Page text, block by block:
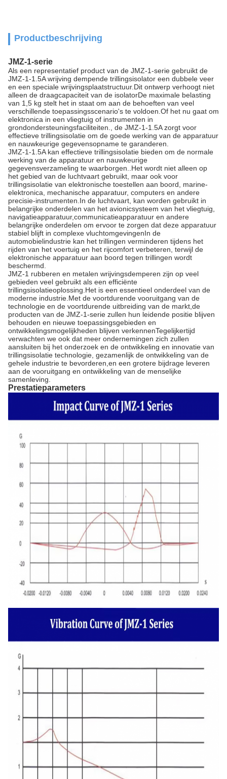
Productbeschrijving
JMZ-1-serie
Als een representatief product van de JMZ-1-serie gebruikt de
JMZ-1-1.5A wrijving dempende trillingsisolator een dubbele veer
en een speciale wrijvingsplaatstructuur.Dit ontwerp verhoogt niet
alleen de draagcapaciteit van de isolatorDe maximale belasting
van 1,5 kg stelt het in staat om aan de behoeften van veel
verschillende toepassingsscenario's te voldoen.Of het nu gaat om
elektronica in een vliegtuig of instrumenten in
grondondersteuningsfaciliteiten., de JMZ-1-1.5A zorgt voor
effectieve trillingsisolatie om de goede werking van de apparatuur
en nauwkeurige gegevensopname te garanderen.
JMZ-1-1.5A kan effectieve trillingsisolatie bieden om de normale
werking van de apparatuur en nauwkeurige
gegevensverzameling te waarborgen..Het wordt niet alleen op
het gebied van de luchtvaart gebruikt, maar ook voor
trillingsisolatie van elektronische toestellen aan boord, marine-
elektronica, mechanische apparatuur, computers en andere
precisie-instrumenten.In de luchtvaart, kan worden gebruikt in
belangrijke onderdelen van het avionicsysteem van het vliegtuig,
navigatieapparatuur,communicatieapparatuur en andere
belangrijke onderdelen om ervoor te zorgen dat deze apparatuur
stabiel blijft in complexe vluchtomgevingenIn de
automobielindustrie kan het trillingen verminderen tijdens het
rijden van het voertuig en het rijcomfort verbeteren, terwijl de
elektronische apparatuur aan boord tegen trillingen wordt
beschermd.
JMZ-1 rubberen en metalen wrijvingsdemperen zijn op veel
gebieden veel gebruikt als een efficiënte
trillingsisolatieoplossing.Het is een essentieel onderdeel van de
moderne industrie.Met de voortdurende vooruitgang van de
technologie en de voortdurende uitbreiding van de markt,de
producten van de JMZ-1-serie zullen hun leidende positie blijven
behouden en nieuwe toepassingsgebieden en
ontwikkelingsmogelijkheden blijven verkennenTegelijkertijd
verwachten we ook dat meer ondernemingen zich zullen
aansluiten bij het onderzoek en de ontwikkeling en innovatie van
trillingsisolatie technologie, gezamenlijk de ontwikkeling van de
gehele industrie te bevorderen,en een grotere bijdrage leveren
aan de vooruitgang en ontwikkeling van de menselijke
samenleving.
Prestatieparameters